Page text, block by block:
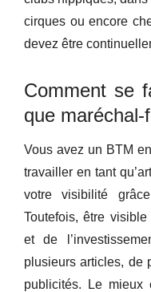
cirques ou encore
devez être
Comment se
que maréchal-
Vous avez un BTM
travailler en tant
votre visibilité
Toutefois, être
et de
plusieurs articles, de
publicités. Le